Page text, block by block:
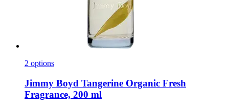
2 options
Jimmy Boyd Tangerine Organic Fresh
Fragrance, 200 ml